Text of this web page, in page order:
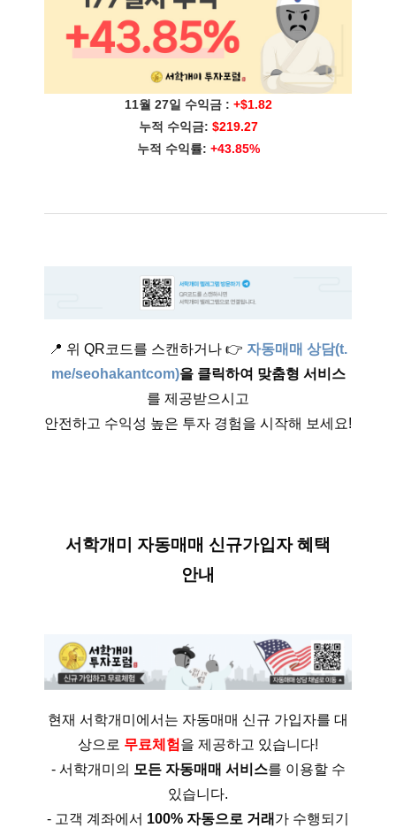
11월 27일 수익금 : +$1.82
누적 수익금: $219.27
누적 수익률: +43.85%
📍 위 QR코드를 스캔하거나 👉 자동매매 상담(t.
me/seohakantcom)을 클릭하여 맞춤형 서비스
를 제공받으시고
안전하고 수익성 높은 투자 경험을 시작해 보세요!
서학개미 자동매매 신규가입자 혜택
안내
현재 서학개미에서는 자동매매 신규 가입자를 대
상으로 무료체험 을 제공하고 있습니다!
- 서학개미의 모든 자동매매 서비스를 이용할 수
있습니다.
- 고객 계좌에서 100% 자동으로 거래 가 수행되기